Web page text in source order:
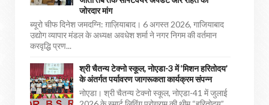
जोरदार मांग
ब्यूरो चीफ दिनेश जमदग्नि: ग़ाज़ियाबाद। 6 अगस्त 2026, गाजियाबाद
उद्योग व्यापार मंडल के अध्यक्ष अवधेश शर्मा ने नगर निगम की वर्तमान
करवृद्धि प्रण...
श्री चैतन्य टेक्नो स्कूल, नोएडा-3 में ‘मिशन हरितोदय’
के अंतर्गत पर्यावरण जागरूकता कार्यक्रम संपन्न
नोएडा। श्री चैतन्य टेक्नो स्कूल, नोएडा-41 में जुलाई